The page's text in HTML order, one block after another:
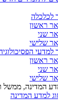
לכלכלה
ראשון
שני
שלישי
ראשון
שני
שלישי
המדינה, ממשל
למדע המדינה